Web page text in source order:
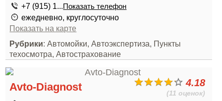
+7 (915) 1...Показать телефон
ежедневно, круглосуточно
Показать на карте
Рубрики: Автомойки, Автоэкспертиза, Пункты
техосмотра, Автострахование
4.18
(11 оценок)
Avto-Diagnost